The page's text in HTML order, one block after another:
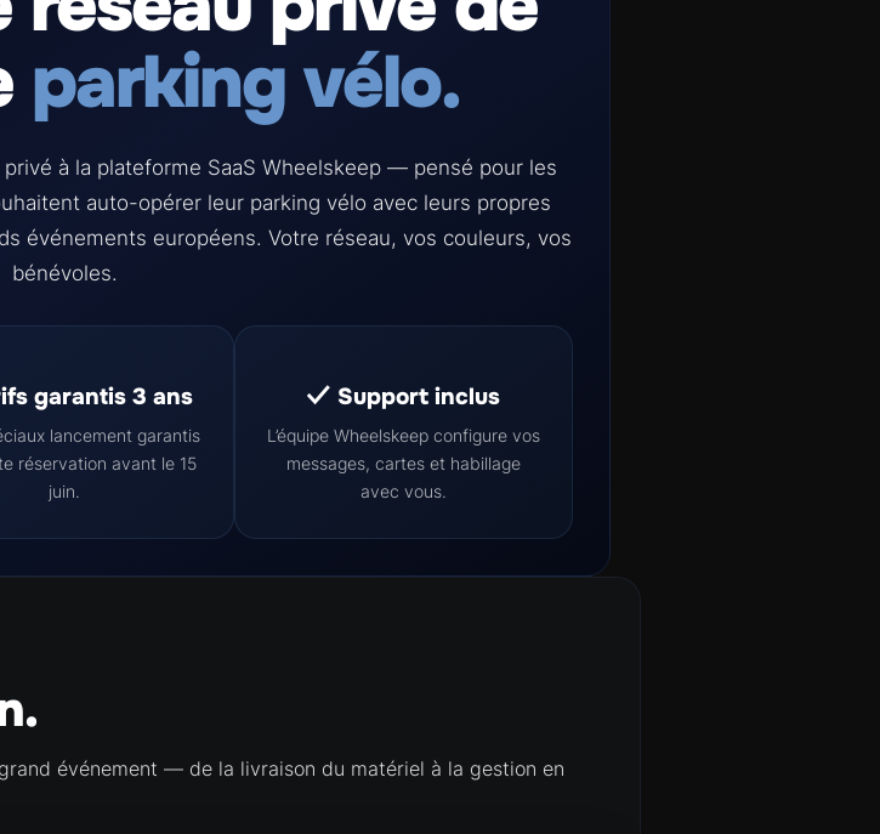
parking vélo.
à la plateforme SaaS Wheelskeep — pensé pour les
auto-opérer leur parking vélo avec leurs propres
événements européens. Votre réseau, vos couleurs, vos
bénévoles.
garantis 3 ans
lancement garantis
réservation avant le 15
juin.
✓ Support inclus
L’équipe Wheelskeep configure vos
messages, cartes et habillage
avec vous.
événement — de la livraison du matériel à la gestion en